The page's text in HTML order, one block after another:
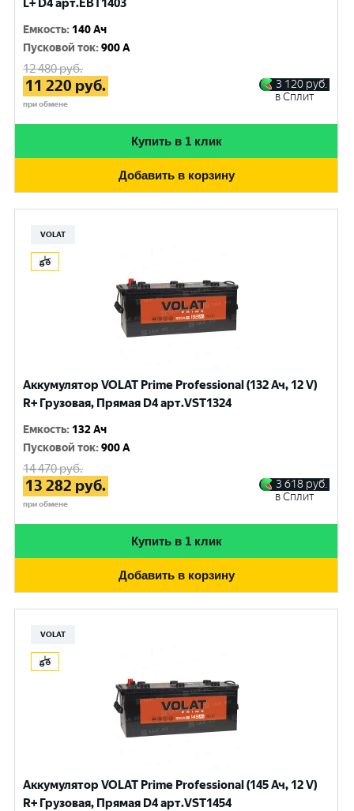
L+ D4 арт.EBT1403
Емкость: 140 Ач
Пусковой ток:900 A
12 480руб.
11 220 руб.
при обмене
3 120 руб.
в Сплит
Купить в 1 клик
Добавить в корзину
VOLAT
Аккумулятор VOLAT Prime Professional (132 Ач, 12 V)
R+ Грузовая, Прямая D4 арт.VST1324
Емкость: 132 Ач
Пусковой ток:900 A
14 470руб.
13 282 руб.
при обмене
3 618 руб.
в Сплит
Купить в 1 клик
Добавить в корзину
VOLAT
Аккумулятор VOLAT Prime Professional (145 Ач, 12 V)
R+ Грузовая, Прямая D4 арт.VST1454